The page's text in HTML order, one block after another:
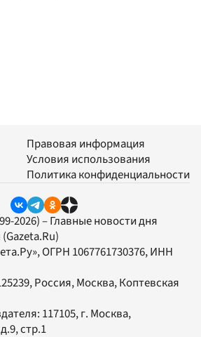
Правовая информация
Условия использования
Политика конфиденциальности
2026) – Главные новости дня
(Gazeta.Ru)
, ОГРН 1067761730376, ИНН
Россия, Москва, Коптевская
117105, г. Москва,
стр.1